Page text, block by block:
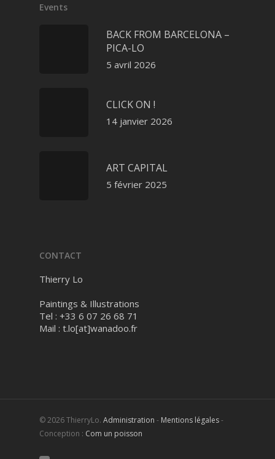
Events
BACK FROM BARCELONA –
PICA-LO
5 avril 2026
CLICK ON !
14 janvier 2026
ART CAPITAL
5 février 2025
CONTACT
Thierry Lo
Paintings & Illustrations
Tel : +33 6 07 26 68 71
Mail : t.lo[at]wanadoo.fr
© 2026 ThierryLo. Administration - Mentions légales-
Conception : Com un poisson